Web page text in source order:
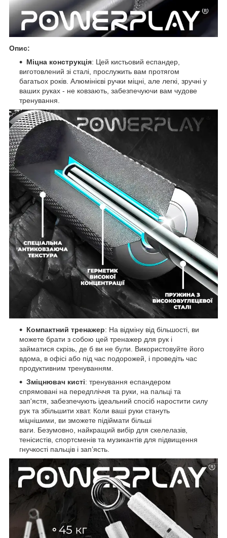
Опис:
Міцна конструкція: Цей кистьовий еспандер,
виготовлений зі сталі, прослужить вам протягом
багатьох років. Алюмінієві ручки міцні, але легкі, зручні у
ваших руках - не ковзають, забезпечуючи вам чудове
тренування.
Компактний тренажер: На відміну від більшості, ви
можете брати з собою цей тренажер для рук і
займатися скрізь, де б ви не були. Використовуйте його
вдома, в офісі або під час подорожей, і проведіть час
продуктивним тренуванням.
Зміцнювач кисті: тренування еспандером
спрямовані на передпліччя та руки, на пальці та
зап'ястя, забезпечують ідеальний спосіб наростити силу
рук та збільшити хват. Коли ваші руки стануть
міцнішими, ви зможете підіймати більші
ваги. Безумовно, найкращий вибір для скелелазів,
тенісистів, спортсменів та музикантів для підвищення
гнучкості пальців і зап’ясть.